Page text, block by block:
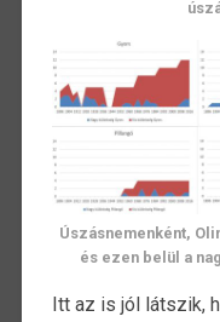
Úszásnemenként,
és ezen belül a
Itt az is jól látszik,